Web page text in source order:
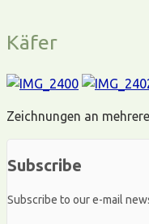
Käfer
Zeichnungen an
Subscribe
Subscribe to our e-mail